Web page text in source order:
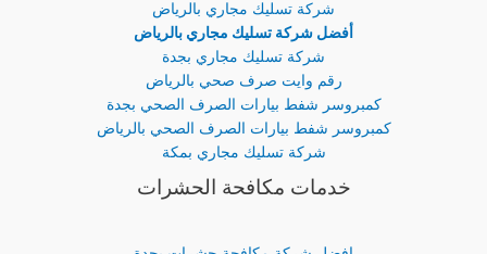
شركة تسليك مجاري بالرياض
أفضل شركة تسليك مجاري بالرياض
شركة تسليك مجاري بجدة
رقم وايت صرف صحي بالرياض
كمبروسر شفط بيارات الصرف الصحي بجدة
كمبروسر شفط بيارات الصرف الصحي بالرياض
شركة تسليك مجاري بمكة
خدمات مكافحة الحشرات